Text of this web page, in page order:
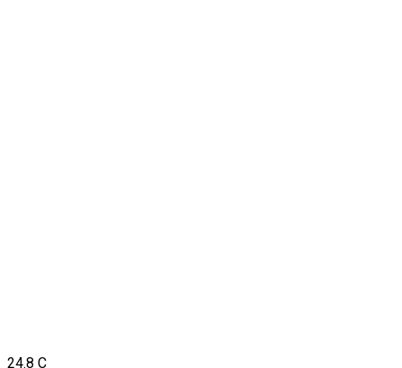
24.8 C